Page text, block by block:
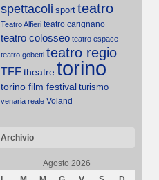
spettacoli sport teatro
Teatro Alfieri teatro carignano
teatro colosseo teatro espace
teatro gobetti teatro regio
TFFtheatretorino
torino film festival turismo
venaria reale Voland
Archivio
Agosto 2026